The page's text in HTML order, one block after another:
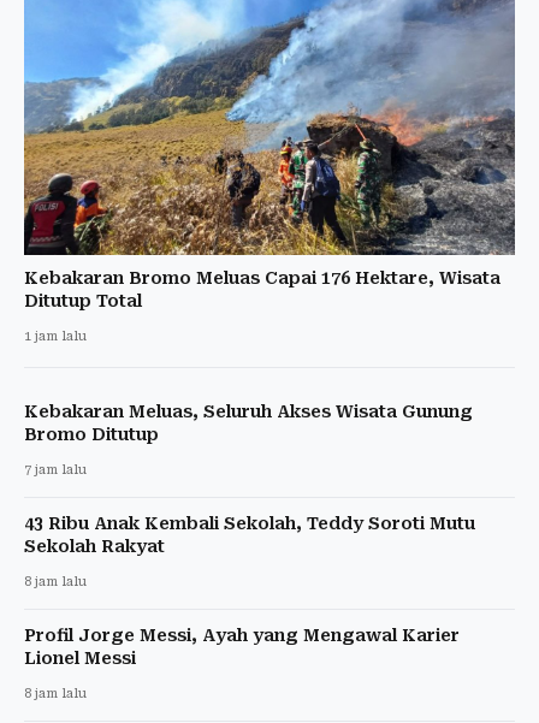
Kebakaran Bromo Meluas Capai 176 Hektare, Wisata
Ditutup Total
1 jam lalu
Kebakaran Meluas, Seluruh Akses Wisata Gunung
Bromo Ditutup
7 jam lalu
43 Ribu Anak Kembali Sekolah, Teddy Soroti Mutu
Sekolah Rakyat
8 jam lalu
Profil Jorge Messi, Ayah yang Mengawal Karier
Lionel Messi
8 jam lalu